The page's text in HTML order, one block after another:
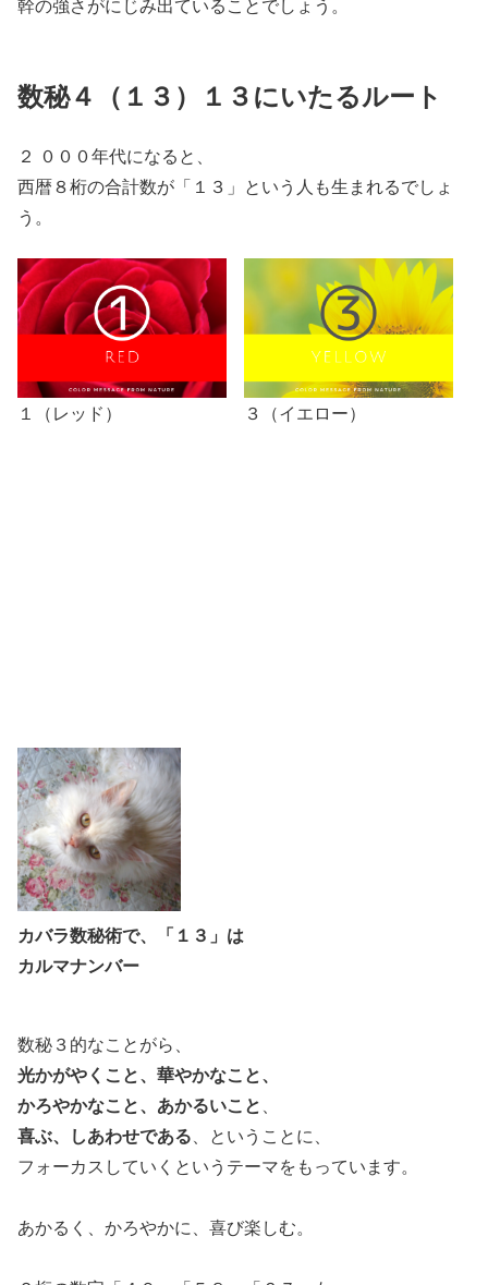
幹の強さがにじみ出ていることでしょう。
数秘４（１３）１３にいたるルート
２ ０００年代になると、
西暦８桁の合計数が「１３」という人も生まれるでしょ
う。
１（レッド） ３（イエロー）
カバラ数秘術で、「１３」は
カルマナンバー
数秘３的なことがら、
光かがやくこと、華やかなこと、
かろやかなこと、あかるいこと
喜ぶ、しあわせである 、ということに、
フォーカスしていくというテーマをもっています。
あかるく、かろやかに、喜び楽しむ。